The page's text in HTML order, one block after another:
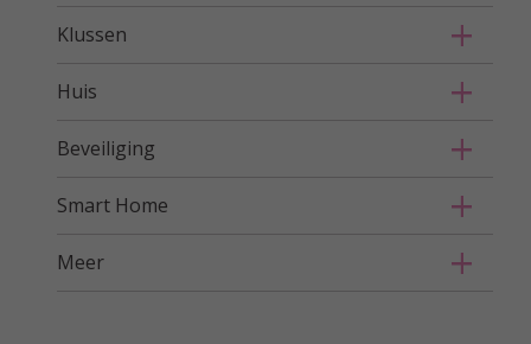
Klussen
Huis
Beveiliging
Smart Home
Meer